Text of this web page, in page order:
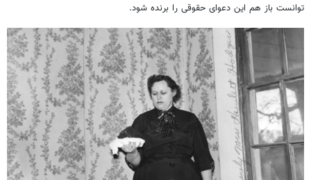
توانست باز هم این دعوای حقوقی را برنده شود.